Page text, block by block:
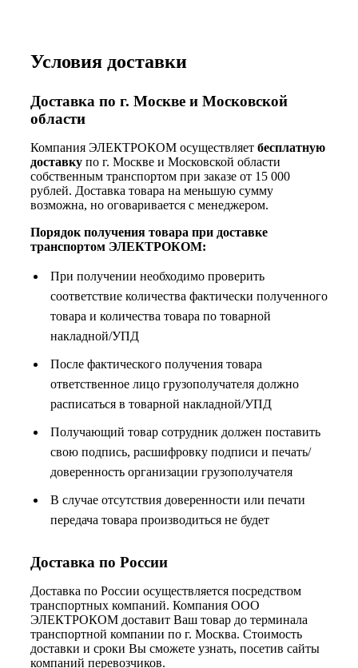
Условия доставки
Доставка по г. Москве и Московской
области
Компания ЭЛЕКТРОКОМ осуществляет бесплатную
доставку по г. Москве и Московской области
собственным транспортом при заказе от 15 000
рублей. Доставка товара на меньшую сумму
возможна, но оговаривается с менеджером.
Порядок получения товара при доставке
транспортом ЭЛЕКТРОКОМ:
При получении необходимо проверить
соответствие количества фактически полученного
товара и количества товара по товарной
накладной/УПД
После фактического получения товара
ответственное лицо грузополучателя должно
расписаться в товарной накладной/УПД
Получающий товар сотрудник должен поставить
свою подпись, расшифровку подписи и печать/
доверенность организации грузополучателя
В случае отсутствия доверенности или печати
передача товара производиться не будет
Доставка по России
Доставка по России осуществляется посредством
транспортных компаний. Компания ООО
ЭЛЕКТРОКОМ доставит Ваш товар до терминала
транспортной компании по г. Москва. Стоимость
доставки и сроки Вы сможете узнать, посетив сайты
компаний перевозчиков.